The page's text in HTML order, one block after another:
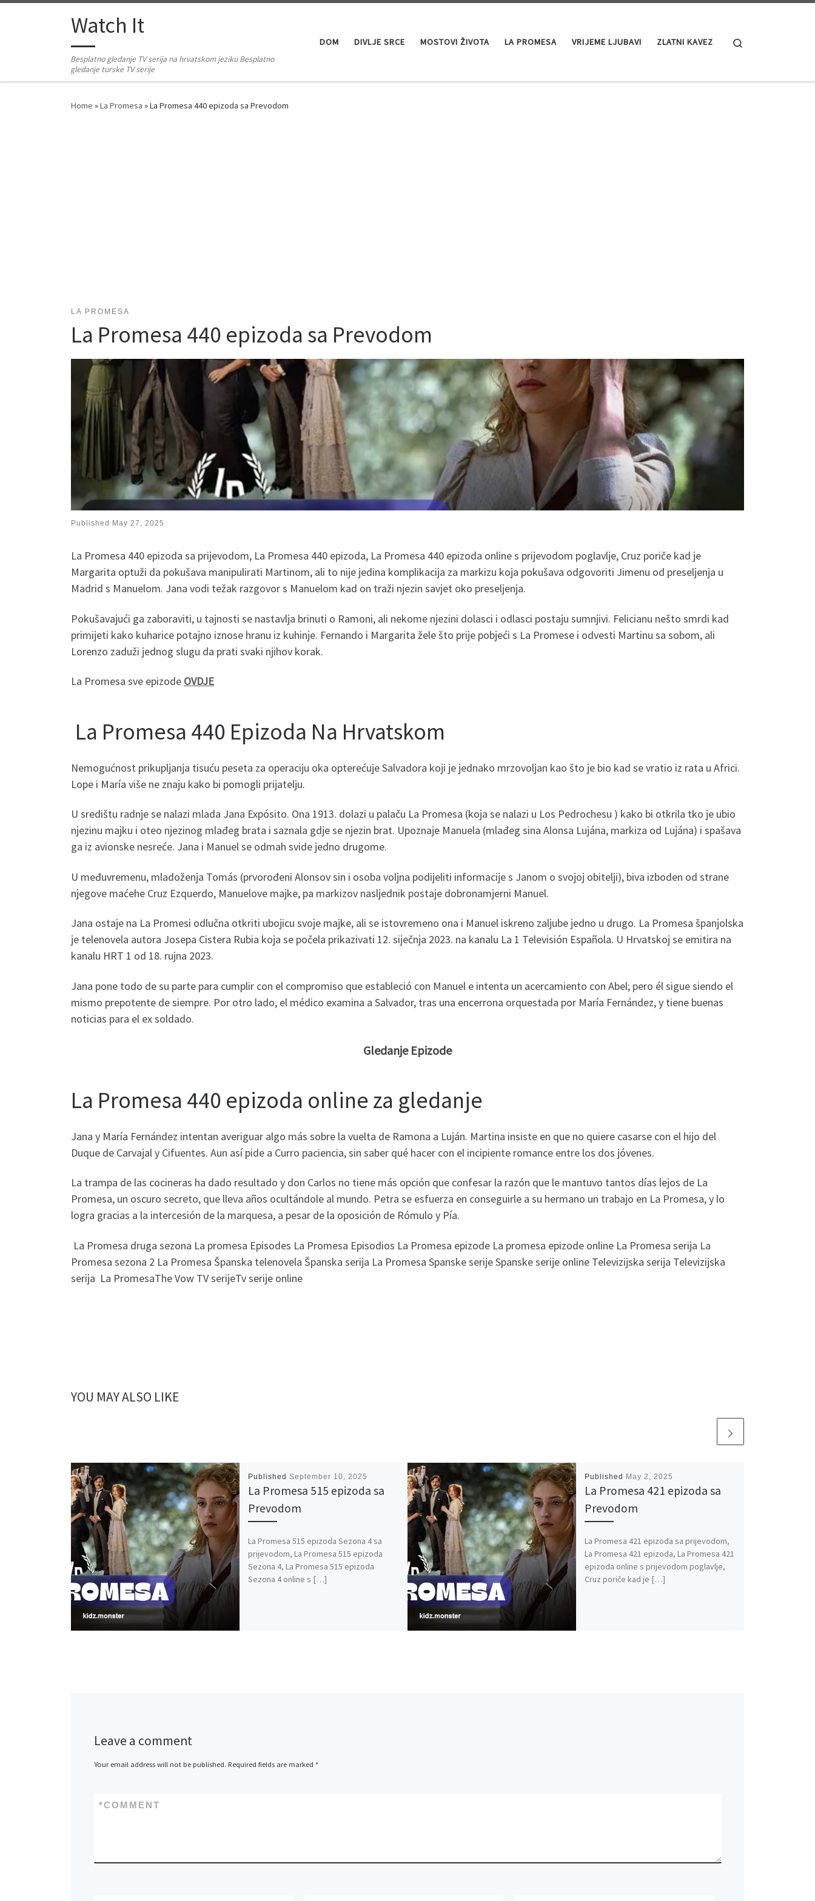
Skip to contentWatch It
Besplatno gledanje TV serija na hrvatskom jeziku Besplatno
gledanje turske TV serije
DOM DIVLJE SRCE MOSTOVI ŽIVOTA LA PROMESA VRIJEME LJUBAVI ZLATNI KAVEZ
Home »La Promesa »La Promesa 440 epizoda sa Prevodom
LA PROMESA
La Promesa 440 epizoda sa Prevodom
Published May 27, 2025
La Promesa 440 epizoda sa prijevodom, La Promesa 440 epizoda, La Promesa 440 epizoda online s prijevodom poglavlje, Cruz poriče kad je
Margarita optuži da pokušava manipulirati Martinom, ali to nije jedina komplikacija za markizu koja pokušava odgovoriti Jimenu od preseljenja u
Madrid s Manuelom. Jana vodi težak razgovor s Manuelom kad on traži njezin savjet oko preseljenja.
Pokušavajući ga zaboraviti, u tajnosti se nastavlja brinuti o Ramoni, ali nekome njezini dolasci i odlasci postaju sumnjivi. Felicianu nešto smrdi kad
primijeti kako kuharice potajno iznose hranu iz kuhinje. Fernando i Margarita žele što prije pobjeći s La Promese i odvesti Martinu sa sobom, ali
Lorenzo zaduži jednog slugu da prati svaki njihov korak.
La Promesa sve epizode OVDJE
La Promesa 440 Epizoda Na Hrvatskom
Nemogućnost prikupljanja tisuću peseta za operaciju oka opterećuje Salvadora koji je jednako mrzovoljan kao što je bio kad se vratio iz rata u Africi.
Lope i María više ne znaju kako bi pomogli prijatelju.
U središtu radnje se nalazi mlada Jana Expósito. Ona 1913. dolazi u palaču La Promesa (koja se nalazi u Los Pedrochesu ) kako bi otkrila tko je ubio
njezinu majku i oteo njezinog mlađeg brata i saznala gdje se njezin brat. Upoznaje Manuela (mlađeg sina Alonsa Lujána, markiza od Lujána) i spašava
ga iz avionske nesreće. Jana i Manuel se odmah svide jedno drugome.
U međuvremenu, mladoženja Tomás (prvorođeni Alonsov sin i osoba voljna podijeliti informacije s Janom o svojoj obitelji), biva izboden od strane
njegove maćehe Cruz Ezquerdo, Manuelove majke, pa markizov nasljednik postaje dobronamjerni Manuel.
Jana ostaje na La Promesi odlučna otkriti ubojicu svoje majke, ali se istovremeno ona i Manuel iskreno zaljube jedno u drugo. La Promesa španjolska
je telenovela autora Josepa Cistera Rubia koja se počela prikazivati 12. siječnja 2023. na kanalu La 1 Televisión Española. U Hrvatskoj se emitira na
kanalu HRT 1 od 18. rujna 2023.
Jana pone todo de su parte para cumplir con el compromiso que estableció con Manuel e intenta un acercamiento con Abel; pero él sigue siendo el
mismo prepotente de siempre. Por otro lado, el médico examina a Salvador, tras una encerrona orquestada por María Fernández, y tiene buenas
noticias para el ex soldado.
Gledanje Epizode
La Promesa 440 epizoda online za gledanje
Jana y María Fernández intentan averiguar algo más sobre la vuelta de Ramona a Luján. Martina insiste en que no quiere casarse con el hijo del
Duque de Carvajal y Cifuentes. Aun así pide a Curro paciencia, sin saber qué hacer con el incipiente romance entre los dos jóvenes.
La trampa de las cocineras ha dado resultado y don Carlos no tiene más opción que confesar la razón que le mantuvo tantos días lejos de La
Promesa, un oscuro secreto, que lleva años ocultándole al mundo. Petra se esfuerza en conseguirle a su hermano un trabajo en La Promesa, y lo
logra gracias a la intercesión de la marquesa, a pesar de la oposición de Rómulo y Pía.
La Promesa druga sezona La promesa Episodes La Promesa Episodios La Promesa epizode La promesa epizode online La Promesa serija La
Promesa sezona 2 La Promesa Španska telenovela Španska serija La Promesa Spanske serije Spanske serije online Televizijska serija Televizijska
serija La PromesaThe Vow TV serijeTv serije online
YOU MAY ALSO LIKE
Published September 10, 2025
La Promesa 515 epizoda sa
Prevodom
La Promesa 515 epizoda Sezona 4 sa
prijevodom, La Promesa 515 epizoda
Sezona 4, La Promesa 515 epizoda
Sezona 4 online s […]
Published May 2, 2025
La Promesa 421 epizoda sa
Prevodom
La Promesa 421 epizoda sa prijevodom,
La Promesa 421 epizoda, La Promesa 421
epizoda online s prijevodom poglavlje,
Cruz poriče kad je […]
Leave a comment
Your email address will not be published. Required fields are marked *
COMMENT
*